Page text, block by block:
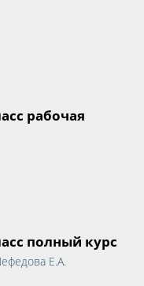
рабочая
полный курс
Е.А.